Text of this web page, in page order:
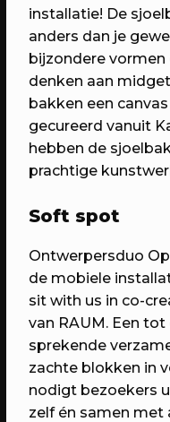
6 jaar RAUM:
Een avond vol
beste van
23/04/2023
WEKEA:
Scoor en
Grote Huisraad
Domstad.
installatie! De
anders dan je
bijzondere
denken aan
bakken een
gecureerd vanuit
hebben de
prachtige
Soft spot
Ontwerpersduo
de mobiele
sit with us in co-
van RAUM. Een
sprekende
zachte blokken in
nodigt bezoekers
zelf én samen met